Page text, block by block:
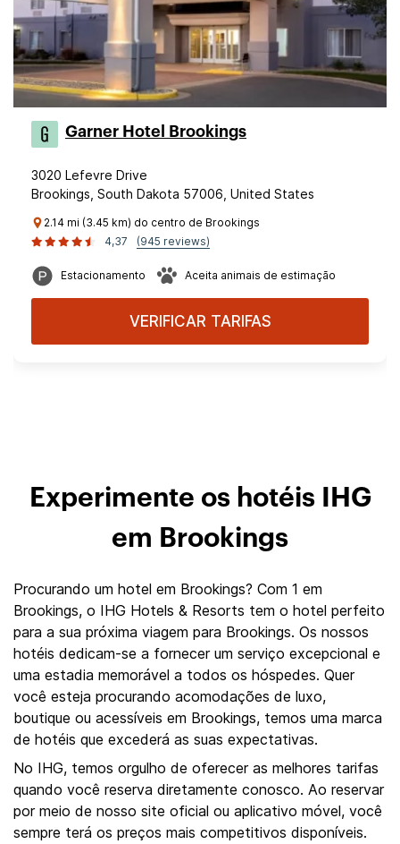
Garner Hotel Brookings
3020 Lefevre Drive
Brookings, South Dakota 57006, United States
2.14 mi (3.45 km) do centro de Brookings
4,37
(945 reviews)
Estacionamento Aceita animais de estimação
VERIFICAR TARIFAS
Experimente os hotéis IHG
em Brookings
Procurando um hotel em Brookings? Com 1 em
Brookings, o IHG Hotels & Resorts tem o hotel perfeito
para a sua próxima viagem para Brookings. Os nossos
hotéis dedicam-se a fornecer um serviço excepcional e
uma estadia memorável a todos os hóspedes. Quer
você esteja procurando acomodações de luxo,
boutique ou acessíveis em Brookings, temos uma marca
de hotéis que excederá as suas expectativas.
No IHG, temos orgulho de oferecer as melhores tarifas
quando você reserva diretamente conosco. Ao reservar
por meio de nosso site oficial ou aplicativo móvel, você
sempre terá os preços mais competitivos disponíveis.